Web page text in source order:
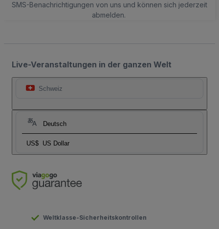
SMS-Benachrichtigungen von uns und können sich jederzeit
abmelden.
Live-Veranstaltungen in der ganzen Welt
Schweiz
Deutsch
US$ US Dollar
Weltklasse-Sicherheitskontrollen